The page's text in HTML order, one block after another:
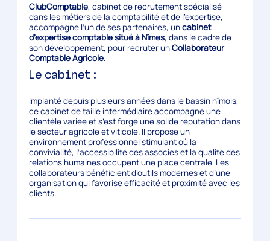
ClubComptable, cabinet de recrutement spécialisé
dans les métiers de la comptabilité et de l’expertise,
accompagne l’un de ses partenaires, uncabinet
d’expertise comptable situé à Nîmes, dans le cadre de
son développement, pour recruter unCollaborateur
Comptable Agricole.
Le cabinet :
Implanté depuis plusieurs années dans le bassin nîmois,
ce cabinet de taille intermédiaire accompagne une
clientèle variée et s’est forgé une solide réputation dans
le secteur agricole et viticole. Il propose un
environnement professionnel stimulant où la
convivialité, l’accessibilité des associés et la qualité des
relations humaines occupent une place centrale. Les
collaborateurs bénéficient d’outils modernes et d’une
organisation qui favorise efficacité et proximité avec les
clients.